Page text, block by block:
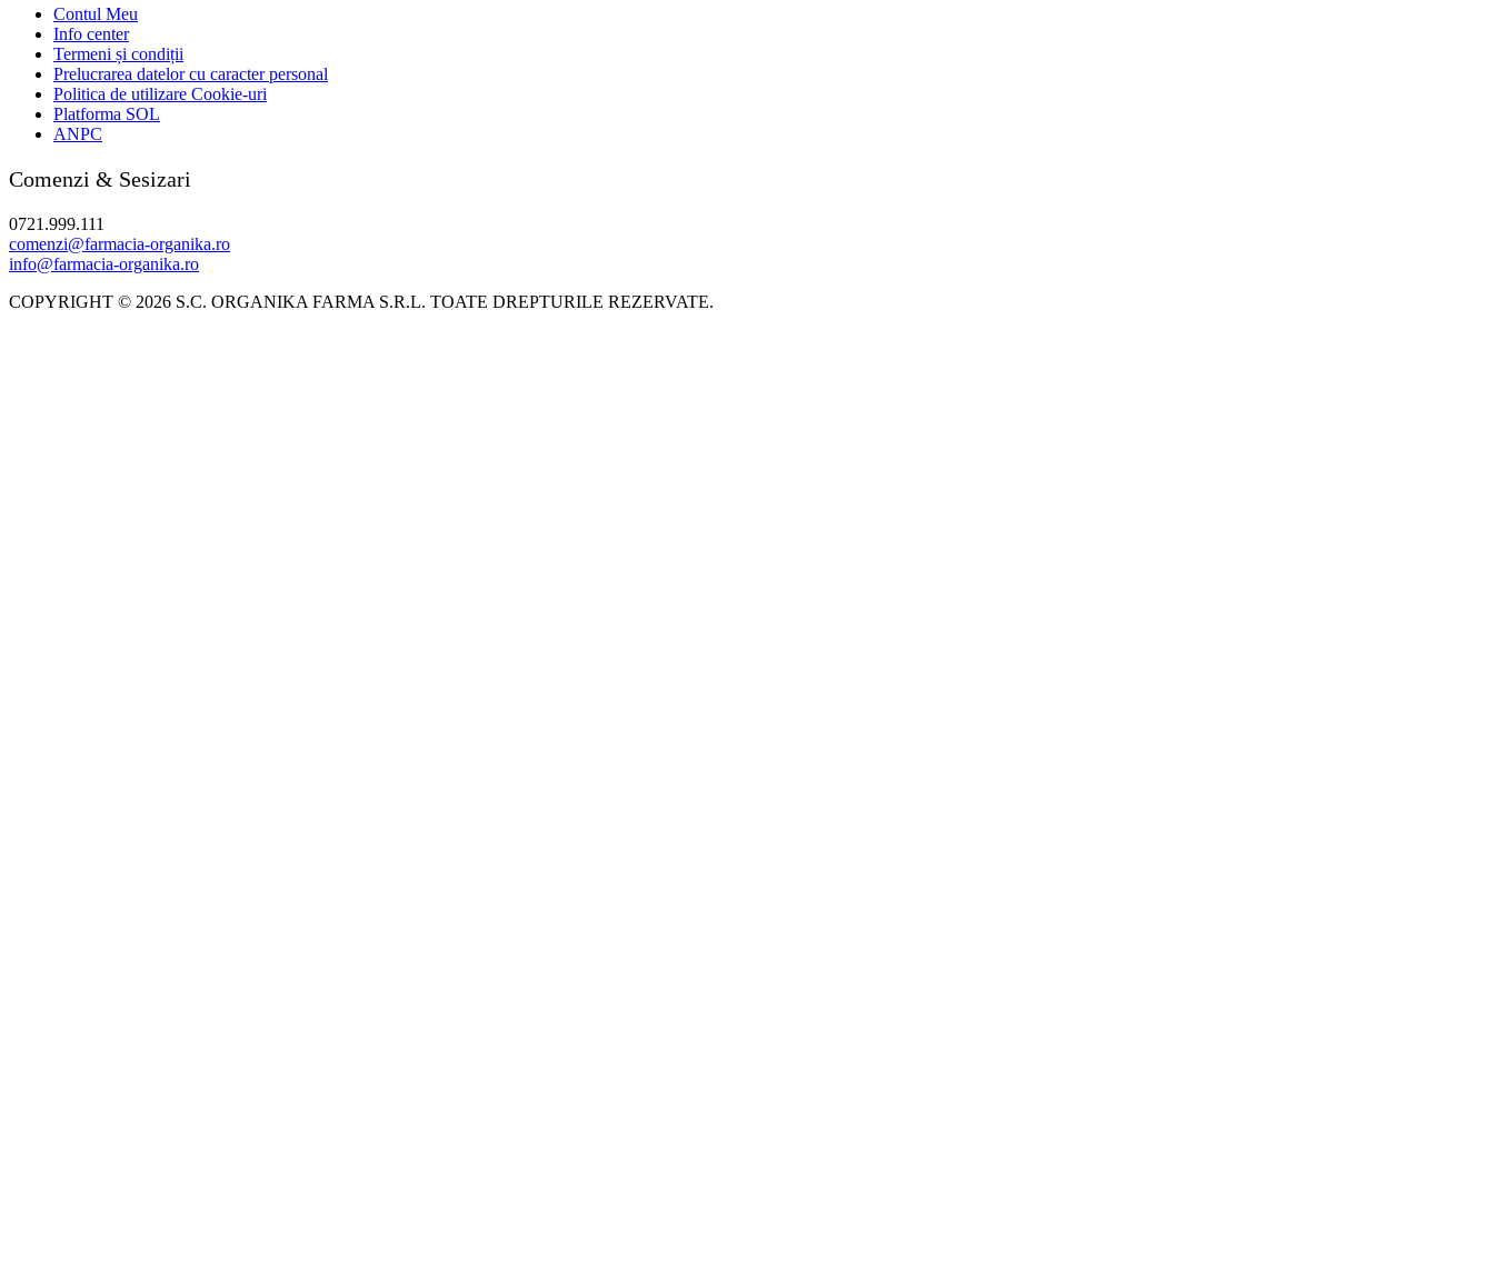
Contul Meu
Info center
Termeni și condiții
Prelucrarea datelor cu caracter personal
Politica de utilizare Cookie-uri
Platforma SOL
ANPC
Comenzi & Sesizari
0721.999.111
comenzi@farmacia-organika.ro
info@farmacia-organika.ro
COPYRIGHT © 2026 S.C. ORGANIKA FARMA S.R.L. TOATE DREPTURILE REZERVATE.